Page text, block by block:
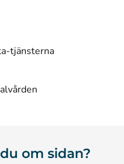
tjänsterna
om sidan?